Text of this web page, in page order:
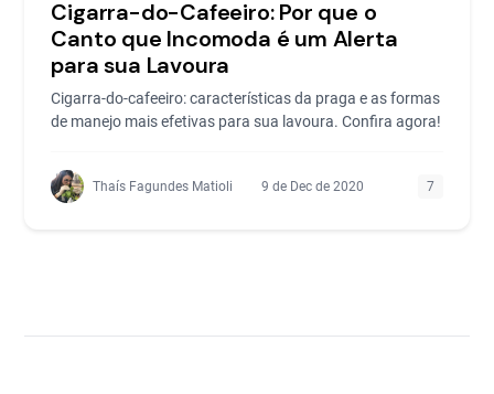
Cigarra-do-Cafeeiro: Por que o
Canto que Incomoda é um Alerta
para sua Lavoura
Cigarra-do-cafeeiro: características da praga e as formas
de manejo mais efetivas para sua lavoura. Confira agora!
Thaís Fagundes Matioli 9 de Dec de 2020 7